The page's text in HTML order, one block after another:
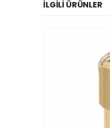
İLGILI ÜRÜNLER